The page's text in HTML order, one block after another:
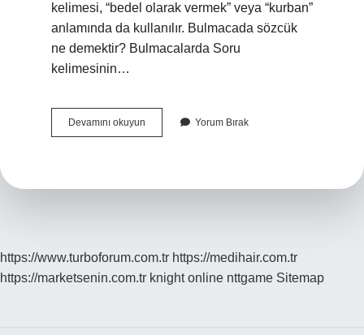
kelimesi, “bedel olarak vermek” veya “kurban”
anlamında da kullanılır. Bulmacada sözcük
ne demektir? Bulmacalarda Soru
kelimesinin…
Devamını okuyun Bulmacada
Özek
Yorum Bırak
https://www.turboforum.com.tr https://medihair.com.tr
https://marketsenin.com.tr knight online nttgame Sitemap